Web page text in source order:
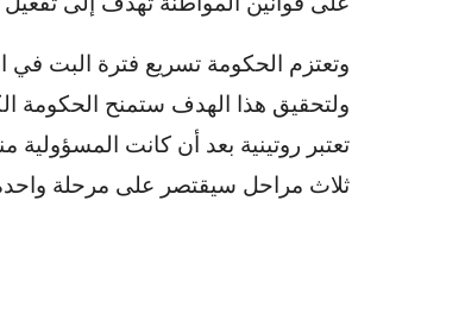
وتعتزم الحكومة تسريع فترة البت في
ولتحقيق هذا الهدف ستمنح الحكومة
تعتبر روتينية بعد أن كانت
ثلاث مراحل سيقتصر على مرحلة